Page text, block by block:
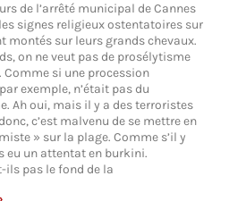
de l’arrêté municipal de Cannes
signes religieux ostentatoires sur
montés sur leurs grands chevaux.
on ne veut pas de prosélytisme
Comme si une procession
exemple, n’était pas du
Ah oui, mais il y a des terroristes
c’est malvenu de se mettre en
» sur la plage. Comme s’il y
eu un attentat en burkini.
ils pas le fond de la